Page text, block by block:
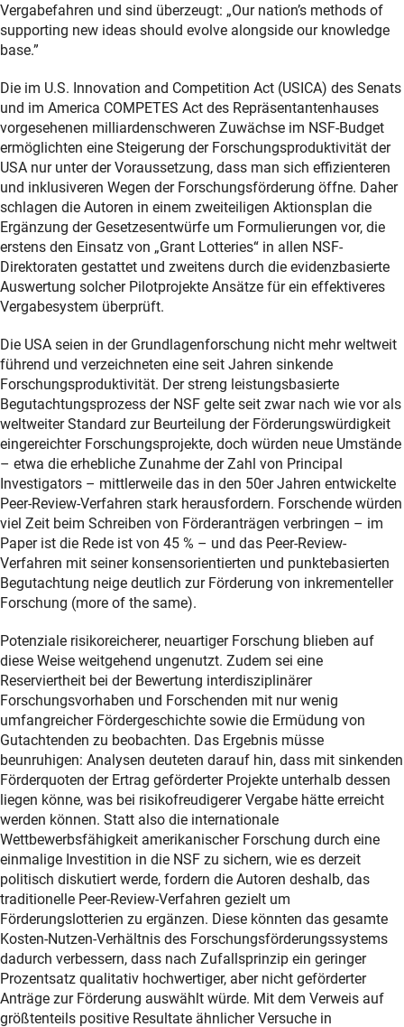
Vergabefahren und sind überzeugt: „Our nation’s methods of
supporting new ideas should evolve alongside our knowledge
base.”
Die im U.S. Innovation and Competition Act (USICA) des Senats
und im America COMPETES Act des Repräsentantenhauses
vorgesehenen milliardenschweren Zuwächse im NSF-Budget
ermöglichten eine Steigerung der Forschungsproduktivität der
USA nur unter der Voraussetzung, dass man sich effizienteren
und inklusiveren Wegen der Forschungsförderung öffne. Daher
schlagen die Autoren in einem zweiteiligen Aktionsplan die
Ergänzung der Gesetzesentwürfe um Formulierungen vor, die
erstens den Einsatz von „Grant Lotteries“ in allen NSF-
Direktoraten gestattet und zweitens durch die evidenzbasierte
Auswertung solcher Pilotprojekte Ansätze für ein effektiveres
Vergabesystem überprüft.
Die USA seien in der Grundlagenforschung nicht mehr weltweit
führend und verzeichneten eine seit Jahren sinkende
Forschungsproduktivität. Der streng leistungsbasierte
Begutachtungsprozess der NSF gelte seit zwar nach wie vor als
weltweiter Standard zur Beurteilung der Förderungswürdigkeit
eingereichter Forschungsprojekte, doch würden neue Umstände
– etwa die erhebliche Zunahme der Zahl von Principal
Investigators – mittlerweile das in den 50er Jahren entwickelte
Peer-Review-Verfahren stark herausfordern. Forschende würden
viel Zeit beim Schreiben von Förderanträgen verbringen – im
Paper ist die Rede ist von 45 % – und das Peer-Review-
Verfahren mit seiner konsensorientierten und punktebasierten
Begutachtung neige deutlich zur Förderung von inkrementeller
Forschung (more of the same).
Potenziale risikoreicherer, neuartiger Forschung blieben auf
diese Weise weitgehend ungenutzt. Zudem sei eine
Reserviertheit bei der Bewertung interdisziplinärer
Forschungsvorhaben und Forschenden mit nur wenig
umfangreicher Fördergeschichte sowie die Ermüdung von
Gutachtenden zu beobachten. Das Ergebnis müsse
beunruhigen: Analysen deuteten darauf hin, dass mit sinkenden
Förderquoten der Ertrag geförderter Projekte unterhalb dessen
liegen könne, was bei risikofreudigerer Vergabe hätte erreicht
werden können. Statt also die internationale
Wettbewerbsfähigkeit amerikanischer Forschung durch eine
einmalige Investition in die NSF zu sichern, wie es derzeit
politisch diskutiert werde, fordern die Autoren deshalb, das
traditionelle Peer-Review-Verfahren gezielt um
Förderungslotterien zu ergänzen. Diese könnten das gesamte
Kosten-Nutzen-Verhältnis des Forschungsförderungssystems
dadurch verbessern, dass nach Zufallsprinzip ein geringer
Prozentsatz qualitativ hochwertiger, aber nicht geförderter
Anträge zur Förderung auswählt würde. Mit dem Verweis auf
größtenteils positive Resultate ähnlicher Versuche in